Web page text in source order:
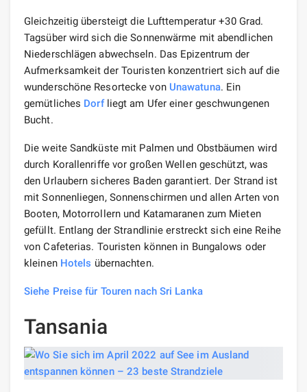
Gleichzeitig übersteigt die Lufttemperatur +30 Grad.
Tagsüber wird sich die Sonnenwärme mit abendlichen
Niederschlägen abwechseln. Das Epizentrum der
Aufmerksamkeit der Touristen konzentriert sich auf die
wunderschöne Resortecke von Unawatuna. Ein
gemütliches Dorfliegt am Ufer einer geschwungenen
Bucht.
Die weite Sandküste mit Palmen und Obstbäumen wird
durch Korallenriffe vor großen Wellen geschützt, was
den Urlaubern sicheres Baden garantiert. Der Strand ist
mit Sonnenliegen, Sonnenschirmen und allen Arten von
Booten, Motorrollern und Katamaranen zum Mieten
gefüllt. Entlang der Strandlinie erstreckt sich eine Reihe
von Cafeterias. Touristen können in Bungalows oder
kleinen Hotels übernachten.
Siehe Preise für Touren nach Sri Lanka
Tansania